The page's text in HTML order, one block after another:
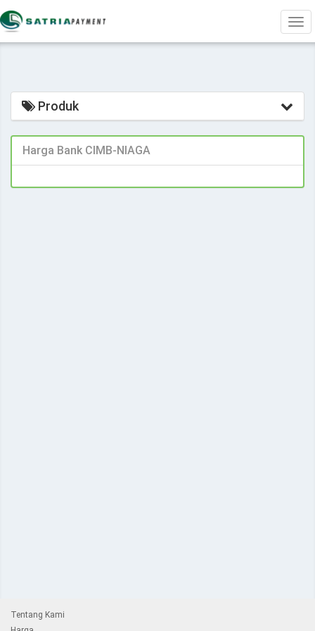
Produk
Harga Bank CIMB-NIAGA
Tentang Kami